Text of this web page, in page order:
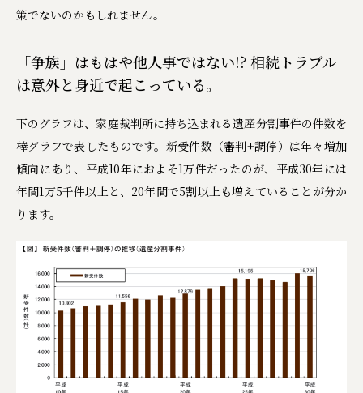
策でないのかもしれません。
「争族」はもはや他人事ではない!? 相続トラブル
は意外と身近で起こっている。
下のグラフは、家庭裁判所に持ち込まれる遺産分割事件の件数を
棒グラフで表したものです。新受件数（審判+調停）は年々増加
傾向にあり、平成10年におよそ1万件だったのが、平成30年には
年間1万5千件以上と、20年間で5割以上も増えていることが分か
ります。